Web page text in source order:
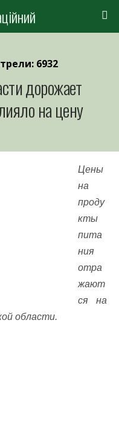
6932
дорожает
на цену
Цены
на
проду
кты
пита
ния
отра
жают
ся на
области.